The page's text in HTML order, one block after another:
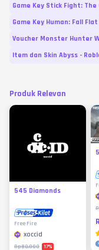
Game Key Stick Fight: The
Game Key Human: Fall Flat
Voucher Monster Hunter
Item dan Skin Abyss -
Produk Relevan
545 Diamonds
Free Fire
xoccid
Rp80.000 17%